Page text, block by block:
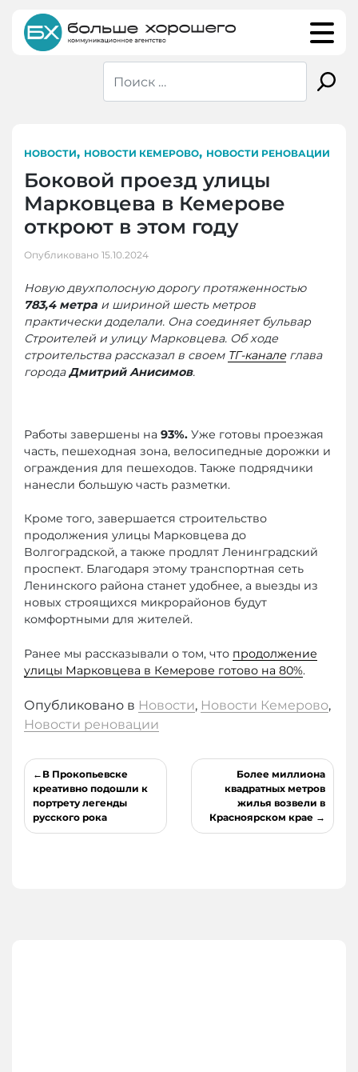
content
НОВОСТИ, НОВОСТИ КЕМЕРОВО, НОВОСТИ РЕНОВАЦИИ
Боковой проезд улицы
Марковцева в Кемерове
откроют в этом году
Опубликовано 15.10.2024
Новую двухполосную дорогу протяженностью
783,4 метра и шириной шесть метров
практически доделали. Она соединяет бульвар
Строителей и улицу Марковцева. Об ходе
строительства рассказал в своем ТГ-канале глава
городаДмитрий Анисимов.
Работы завершены на 93%. Уже готовы проезжая
часть, пешеходная зона, велосипедные дорожки и
ограждения для пешеходов. Также подрядчики
нанесли большую часть разметки.
Кроме того, завершается строительство
продолжения улицы Марковцева до
Волгоградской, а также продлят Ленинградский
проспект. Благодаря этому транспортная сеть
Ленинского района станет удобнее, а выезды из
новых строящихся микрорайонов будут
комфортными для жителей.
Ранее мы рассказывали о том, что продолжение
улицы Марковцева в Кемерове готово на 80%.
Опубликовано в Новости, Новости Кемерово,
Новости реновации
Навигация
по
записям
В Прокопьевске
креативно подошли к
портрету легенды
русского рока
Более миллиона
квадратных метров
жилья возвели в
Красноярском крае